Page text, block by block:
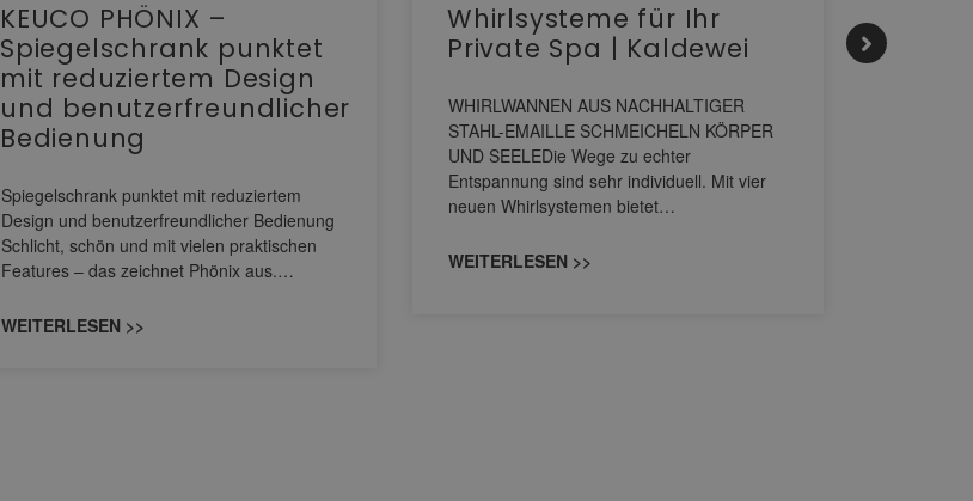
KEUCO PHÖNIX –
Spiegelschrank punktet
mit reduziertem Design
und benutzerfreundlicher
Bedienung
Spiegelschrank punktet mit reduziertem
Design und benutzerfreundlicher Bedienung
Schlicht, schön und mit vielen praktischen
Features – das zeichnet Phönix aus.…
WEITERLESEN >>
Whirlsysteme für Ihr
Private Spa | Kaldewei
WHIRLWANNEN AUS NACHHALTIGER
STAHL-EMAILLE SCHMEICHELN KÖRPER
UND SEELEDie Wege zu echter
Entspannung sind sehr individuell. Mit vier
neuen Whirlsystemen bietet…
WEITERLESEN >>